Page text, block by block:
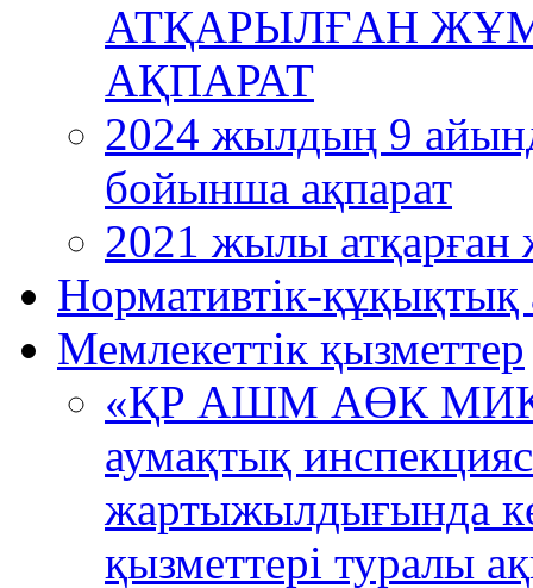
АТҚАРЫЛҒАН
АҚПАРАТ
2024 жылдың 9
бойынша ақпарат
2021 жылы атқарған
Нормативтік-құқықтық
Мемлекеттік қызметтер
«ҚР АШМ АӨК МИК
аумақтық
жартыжылдығында
қызметтері туралы